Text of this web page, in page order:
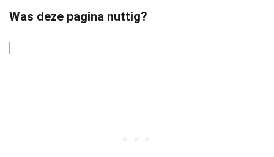
Was deze pagina nuttig?